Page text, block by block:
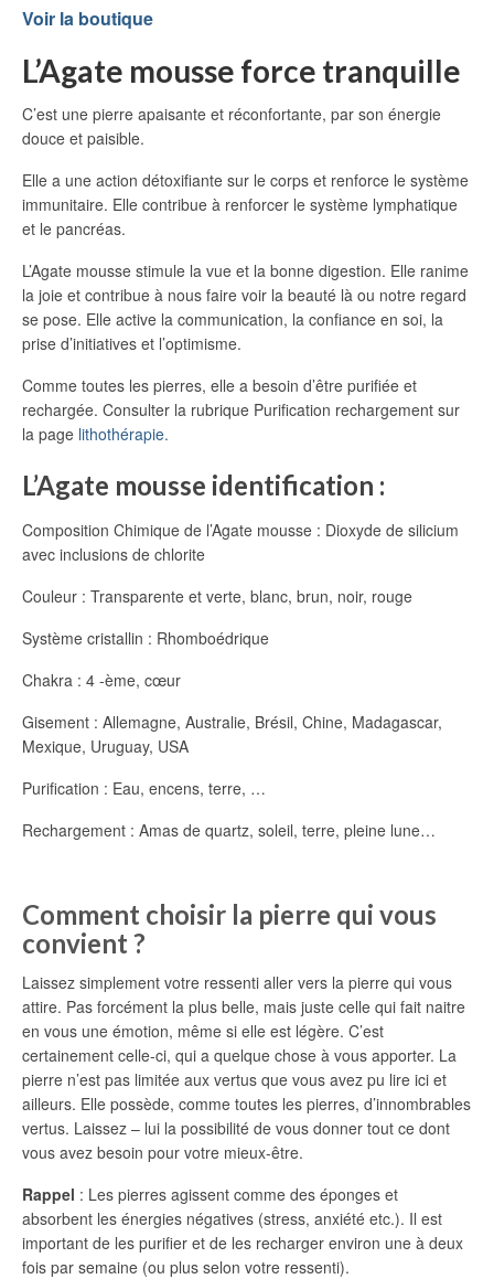
Voir la boutique
L’Agate mousse force tranquille
C’est une pierre apaisante et réconfortante, par son énergie
douce et paisible.
Elle a une action détoxifiante sur le corps et renforce le système
immunitaire. Elle contribue à renforcer le système lymphatique
et le pancréas.
L’Agate mousse stimule la vue et la bonne digestion. Elle ranime
la joie et contribue à nous faire voir la beauté là ou notre regard
se pose. Elle active la communication, la confiance en soi, la
prise d’initiatives et l’optimisme.
Comme toutes les pierres, elle a besoin d’être purifiée et
rechargée. Consulter la rubrique Purification rechargement sur
la page lithothérapie.
L’Agate mousse identification :
Composition Chimique de l’Agate mousse : Dioxyde de silicium
avec inclusions de chlorite
Couleur : Transparente et verte, blanc, brun, noir, rouge
Système cristallin : Rhomboédrique
Chakra : 4 -ème, cœur
Gisement : Allemagne, Australie, Brésil, Chine, Madagascar,
Mexique, Uruguay, USA
Purification : Eau, encens, terre, …
Rechargement : Amas de quartz, soleil, terre, pleine lune…
Comment choisir la pierre qui vous
convient ?
Laissez simplement votre ressenti aller vers la pierre qui vous
attire. Pas forcément la plus belle, mais juste celle qui fait naitre
en vous une émotion, même si elle est légère. C’est
certainement celle-ci, qui a quelque chose à vous apporter. La
pierre n’est pas limitée aux vertus que vous avez pu lire ici et
ailleurs. Elle possède, comme toutes les pierres, d’innombrables
vertus. Laissez – lui la possibilité de vous donner tout ce dont
vous avez besoin pour votre mieux-être.
Rappel : Les pierres agissent comme des éponges et
absorbent les énergies négatives (stress, anxiété etc.). Il est
important de les purifier et de les recharger environ une à deux
fois par semaine (ou plus selon votre ressenti).